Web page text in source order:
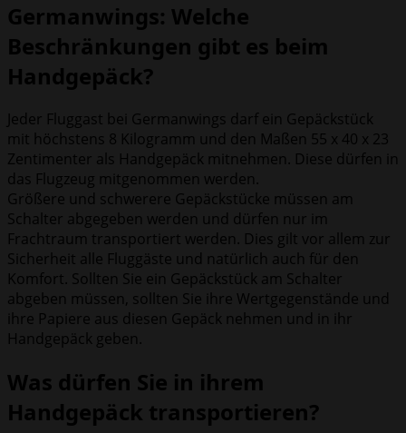
Germanwings: Welche
Beschränkungen gibt es beim
Handgepäck?
Jeder Fluggast bei Germanwings darf ein Gepäckstück
mit höchstens 8 Kilogramm und den Maßen 55 x 40 x 23
Zentimenter als Handgepäck mitnehmen. Diese dürfen in
das Flugzeug mitgenommen werden.
Größere und schwerere Gepäckstücke müssen am
Schalter abgegeben werden und dürfen nur im
Frachtraum transportiert werden. Dies gilt vor allem zur
Sicherheit alle Fluggäste und natürlich auch für den
Komfort. Sollten Sie ein Gepäckstück am Schalter
abgeben müssen, sollten Sie ihre Wertgegenstände und
ihre Papiere aus diesen Gepäck nehmen und in ihr
Handgepäck geben.
Was dürfen Sie in ihrem
Handgepäck transportieren?